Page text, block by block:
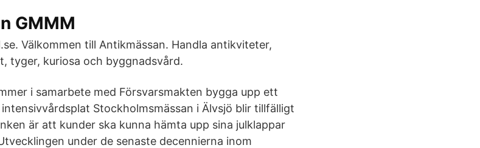
GMMM
Välkommen till Antikmässan. Handla antikviteter,
tyger, kuriosa och byggnadsvård.
i samarbete med Försvarsmakten bygga upp ett
Stockholmsmässan i Älvsjö blir tillfälligt
är att kunder ska kunna hämta upp sina julklappar
under de senaste decennierna inom